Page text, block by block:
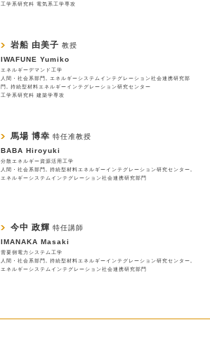
工学系研究科 電気系工学専攻
岩船 由美子 教授
IWAFUNE Yumiko
エネルギーデマンド工学
人間・社会系部門
エネルギーシステムインテグレーション社会連携研究部
門
持続型材料エネルギーインテグレーション研究センター
工学系研究科 建築学専攻
馬場 博幸 特任准教授
BABA Hiroyuki
分散エネルギー資源活用工学
人間・社会系部門
持続型材料エネルギーインテグレーション研究センター
エネルギーシステムインテグレーション社会連携研究部門
今中 政輝 特任講師
IMANAKA Masaki
需要側電力システム工学
人間・社会系部門
持続型材料エネルギーインテグレーション研究センター
エネルギーシステムインテグレーション社会連携研究部門